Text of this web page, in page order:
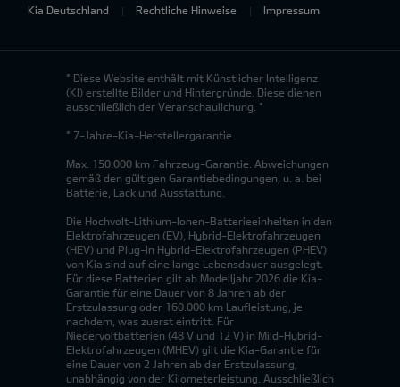
Kia Deutschland Rechtliche Hinweise Impressum
* Diese Website enthält mit Künstlicher Intelligenz
(KI) erstellte Bilder und Hintergründe. Diese dienen
ausschließlich der Veranschaulichung. *
* 7-Jahre-Kia-Herstellergarantie
Max. 150.000 km Fahrzeug-Garantie. Abweichungen
gemäß den gültigen Garantiebedingungen, u. a. bei
Batterie, Lack und Ausstattung.
Die Hochvolt-Lithium-Ionen-Batterieeinheiten in den
Elektrofahrzeugen (EV), Hybrid-Elektrofahrzeugen
(HEV) und Plug-in Hybrid-Elektrofahrzeugen (PHEV)
von Kia sind auf eine lange Lebensdauer ausgelegt.
Für diese Batterien gilt ab Modelljahr 2026 die Kia-
Garantie für eine Dauer von 8 Jahren ab der
Erstzulassung oder 160.000 km Laufleistung, je
nachdem, was zuerst eintritt. Für
Niedervoltbatterien (48 V und 12 V) in Mild-Hybrid-
Elektrofahrzeugen (MHEV) gilt die Kia-Garantie für
eine Dauer von 2 Jahren ab der Erstzulassung,
unabhängig von der Kilometerleistung. Ausschließlich